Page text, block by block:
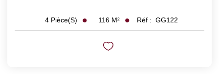
4 Pièce(s) 116 M² Réf : GG122